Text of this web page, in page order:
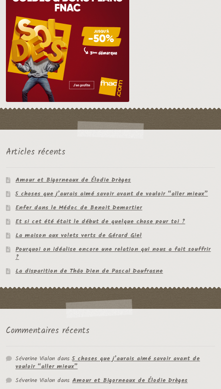
Articles récents
Amour et Bigorneaux de Élodie Drèges
5 choses que j’aurais aimé savoir avant de vouloir “aller mieux”
Enfer dans le Médoc de Benoit Demortier
Et si cet été était le début de quelque chose pour toi ?
La maison aux volets verts de Gérard Giel
Pourquoi on idéalise encore une relation qui nous a fait souffrir
?
La disparition de Thâo Dien de Pascal Daufrasne
Commentaires récents
Séverine Vialon dans5 choses que j’aurais aimé savoir avant de
vouloir “aller mieux”
Séverine Vialon dansAmour et Bigorneaux de Élodie Drèges